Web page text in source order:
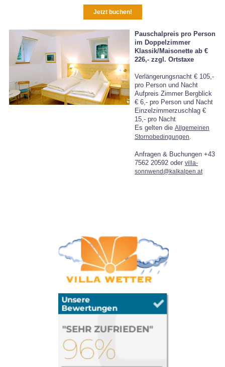
Jetzt buchen!
Pauschalpreis pro Person
im Doppelzimmer
Klassik/Maisonette ab €
226,- zzgl. Ortstaxe
Verlängerungsnacht € 105,-
pro Person und Nacht
Aufpreis Zimmer Bergblick
€ 6,- pro Person und Nacht
Einzelzimmerzuschlag €
15,- pro Nacht
Es gelten die Allgemeinen
Stornobedingungen.
Anfragen & Buchungen +43
7562 20592 oder villa-
sonnwend@kalkalpen.at